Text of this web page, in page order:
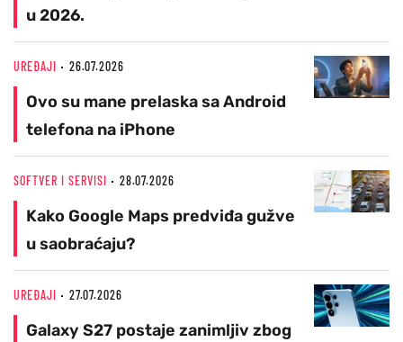
u 2026.
UREĐAJI 26.07.2026
Ovo su mane prelaska sa Android
telefona na iPhone
SOFTVER I SERVISI 28.07.2026
Kako Google Maps predviđa gužve
u saobraćaju?
UREĐAJI 27.07.2026
Galaxy S27 postaje zanimljiv zbog